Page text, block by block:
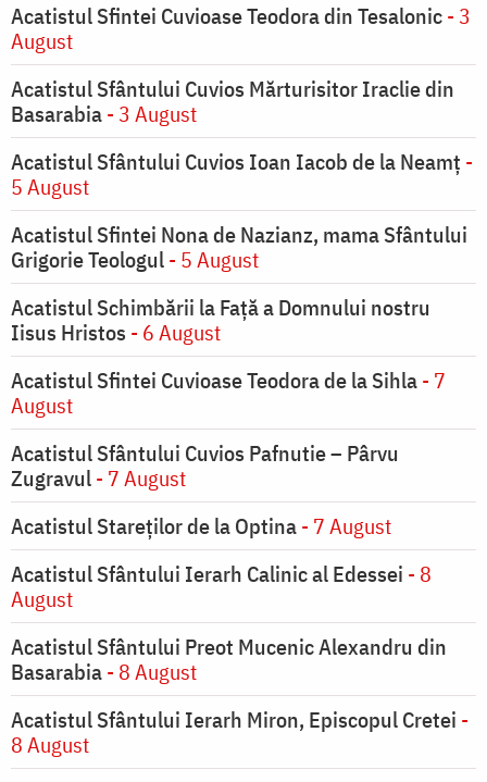
Acatistul Sfintei Cuvioase Teodora din Tesalonic- 3
August
Acatistul Sfântului Cuvios Mărturisitor Iraclie din
Basarabia- 3 August
Acatistul Sfântului Cuvios Ioan Iacob de la Neamț -
5 August
Acatistul Sfintei Nona de Nazianz, mama Sfântului
Grigorie Teologul- 5 August
Acatistul Schimbării la Faţă a Domnului nostru
Iisus Hristos - 6 August
Acatistul Sfintei Cuvioase Teodora de la Sihla- 7
August
Acatistul Sfântului Cuvios Pafnutie – Pârvu
Zugravul- 7 August
Acatistul Stareţilor de la Optina- 7 August
Acatistul Sfântului Ierarh Calinic al Edessei - 8
August
Acatistul Sfântului Preot Mucenic Alexandru din
Basarabia- 8 August
Acatistul Sfântului Ierarh Miron, Episcopul Cretei -
8 August